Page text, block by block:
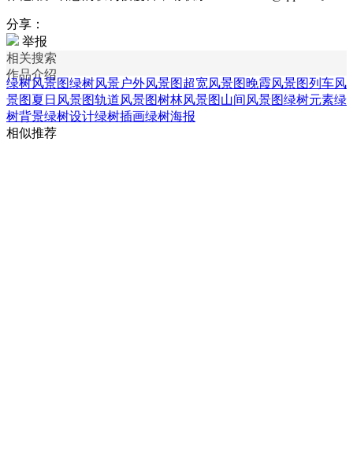
分享：
举报
相关搜索
作品介绍
绿树风景图绿树风景户外风景图超宽风景图晚霞风景图列车风
景图夏日风景图轨道风景图树林风景图山间风景图绿树元素绿
树背景绿树设计绿树插画绿树海报
相似推荐